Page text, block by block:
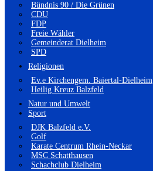
Bündnis 90 / Die Grünen
CDU
FDP
Freie Wähler
Gemeinderat Dielheim
SPD
Religionen
Ev.e Kirchengem. Baiertal-Dielheim
Heilig Kreuz Balzfeld
Natur und Umwelt
Sport
DJK Balzfeld e.V.
Golf
Karate Centrum Rhein-Neckar
MSC Schatthausen
Schachclub Dielheim